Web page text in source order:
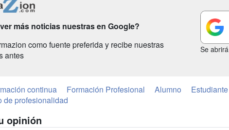
más noticias nuestras en Google?
como fuente preferida y recibe nuestras
antes
Se
continua Formación Profesional Alumno Estudiante
de profesionalidad
opinión